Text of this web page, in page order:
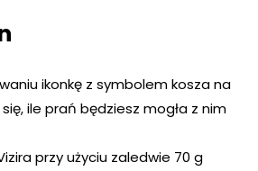
ikonkę z symbolem kosza na
ile prań będziesz mogła z nim
przy użyciu zaledwie 70 g